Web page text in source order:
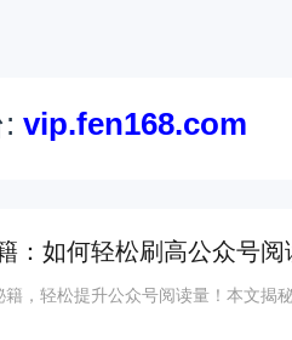
vip.fen168.com
：如何轻松刷高公众号阅
籍，轻松提升公众号阅读量！本文揭